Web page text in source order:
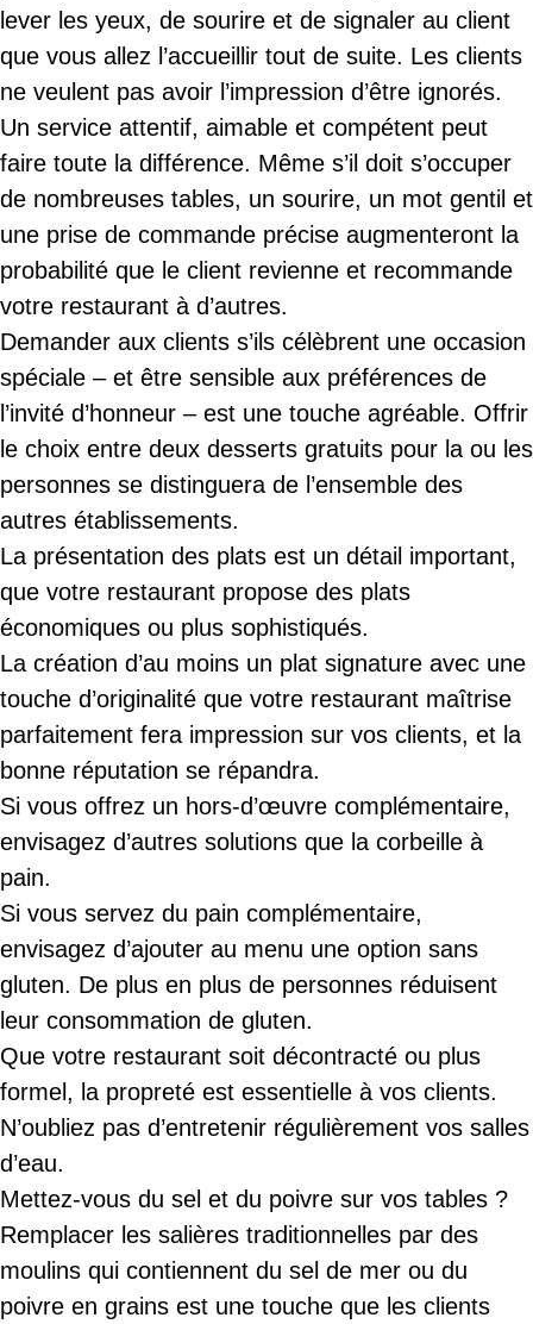
lever les yeux, de sourire et de signaler au client
que vous allez l’accueillir tout de suite. Les clients
ne veulent pas avoir l’impression d’être ignorés.
Un service attentif, aimable et compétent peut
faire toute la différence. Même s’il doit s’occuper
de nombreuses tables, un sourire, un mot gentil et
une prise de commande précise augmenteront la
probabilité que le client revienne et recommande
votre restaurant à d’autres.
Demander aux clients s’ils célèbrent une occasion
spéciale – et être sensible aux préférences de
l’invité d’honneur – est une touche agréable. Offrir
le choix entre deux desserts gratuits pour la ou les
personnes se distinguera de l’ensemble des
autres établissements.
La présentation des plats est un détail important,
que votre restaurant propose des plats
économiques ou plus sophistiqués.
La création d’au moins un plat signature avec une
touche d’originalité que votre restaurant maîtrise
parfaitement fera impression sur vos clients, et la
bonne réputation se répandra.
Si vous offrez un hors-d’œuvre complémentaire,
envisagez d’autres solutions que la corbeille à
pain.
Si vous servez du pain complémentaire,
envisagez d’ajouter au menu une option sans
gluten. De plus en plus de personnes réduisent
leur consommation de gluten.
Que votre restaurant soit décontracté ou plus
formel, la propreté est essentielle à vos clients.
N’oubliez pas d’entretenir régulièrement vos salles
d’eau.
Mettez-vous du sel et du poivre sur vos tables ?
Remplacer les salières traditionnelles par des
moulins qui contiennent du sel de mer ou du
poivre en grains est une touche que les clients